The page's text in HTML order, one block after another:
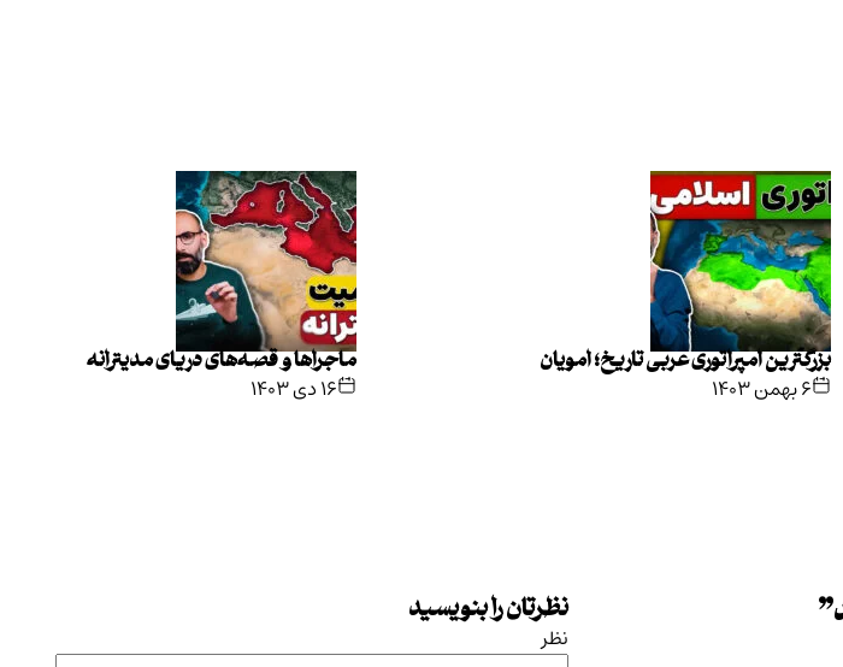
بزرگترین امپراتوری عربی تاریخ؛ امویان
۶ بهمن ۱۴۰۳
ماجراها و قصه‌های دریای مدیترانه
۱۶ دی ۱۴۰۳
”
نظرتان را بنویسید
نظر